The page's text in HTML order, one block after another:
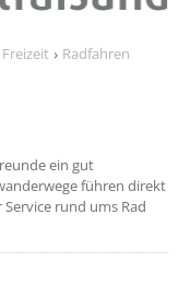
Freizeit Radfahren
ein gut
führen direkt
rund ums Rad